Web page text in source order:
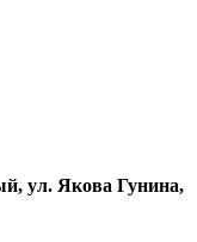
ул. Якова Гунина,